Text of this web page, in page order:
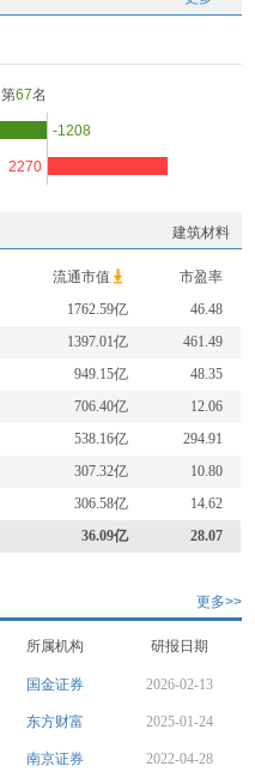
第67名
-1208
2270
建筑材料
流通市值
市盈率
1762.59亿
46.48
1397.01亿
461.49
949.15亿
48.35
706.40亿
12.06
538.16亿
294.91
307.32亿
10.80
306.58亿
14.62
36.09亿 28.07
更多>>
所属机构 研报日期
国金证券 2026-02-13
东方财富 2025-01-24
南京证券 2022-04-28